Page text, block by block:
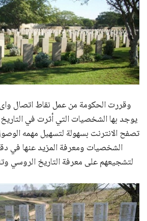
وقررت الحكومة من عمل نقاط اتصال واى
يوجد بها الشخصيات التي أثرت في
تصفح الانترنت بسهولة لتسهيل مهمه
الشخصيات ومعرفة المزيد عنها في
لتشجيعهم على معرفة التاريخ الروسي